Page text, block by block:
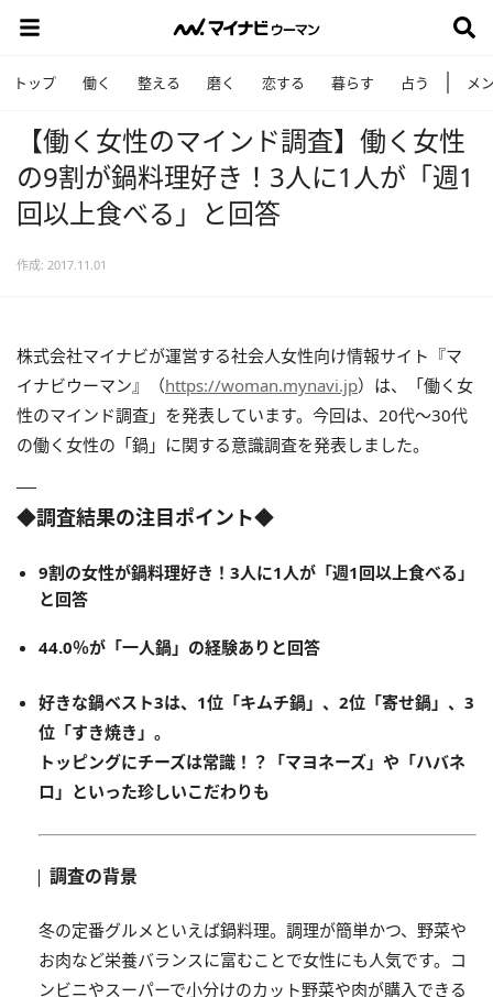
トップ 働く 整える 磨く 恋する 暮らす 占う メ
【働く女性のマインド調査】働く女性
の9割が鍋料理好き！3人に1人が「週1
回以上食べる」と回答
作成: 2017.11.01
株式会社マイナビが運営する社会人女性向け情報サイト『マ
イナビウーマン』（https://woman.mynavi.jp）は、「働く女
性のマインド調査」を発表しています。今回は、20代～30代
の働く女性の「鍋」に関する意識調査を発表しました。
◆調査結果の注目ポイント◆
9割の女性が鍋料理好き！3人に1人が「週1回以上食べる」
と回答
44.0％が「一人鍋」の経験ありと回答
好きな鍋ベスト3は、 1位「キムチ鍋」、 2位「寄せ鍋」、 3
位「すき焼き」。
トッピングにチーズは常識！？「マヨネーズ」や「ハバネ
ロ」といった珍しいこだわりも
調査の背景
冬の定番グルメといえば鍋料理。調理が簡単かつ、野菜や
お肉など栄養バランスに富むことで女性にも人気です。コ
ンビニやスーパーで小分けのカット野菜や肉が購入できる